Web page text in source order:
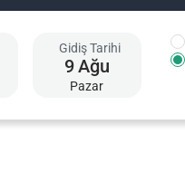
Gidiş Tarihi
9Ağu
Pazar